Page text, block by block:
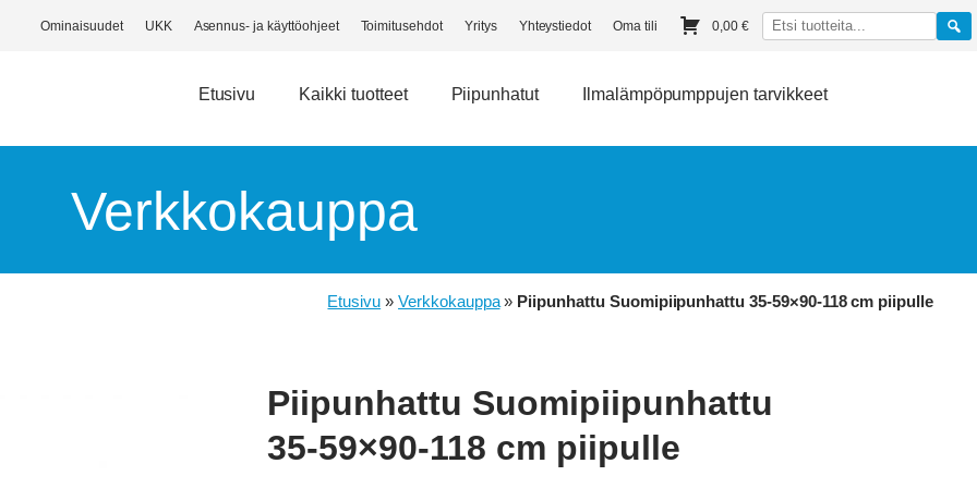
Ominaisuudet UKK Asennus- ja käyttöohjeet Toimitusehdot Yritys Yhteystiedot Oma tili 0,00 €
Etusivu Kaikki tuotteet Piipunhatut Ilmalämpöpumppujen tarvikkeet
Verkkokauppa
Etusivu »Verkkokauppa» Piipunhattu Suomipiipunhattu 35-59×90-118 cm piipulle
Piipunhattu Suomipiipunhattu
35-59×90-118 cm piipulle